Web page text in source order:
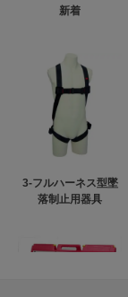
新着
3-フルハーネス型墜
落制止用器具